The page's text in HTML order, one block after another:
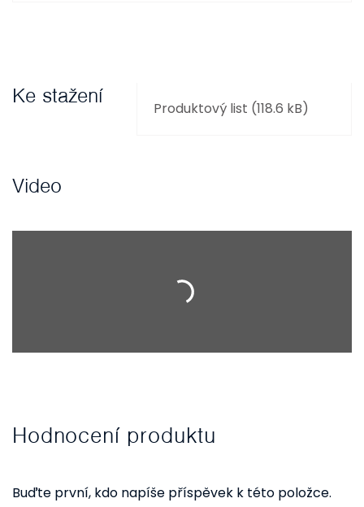
Ke stažení
Produktový list (118.6 kB)
Video
Hodnocení produktu
Buďte první, kdo napíše příspěvek k této položce.